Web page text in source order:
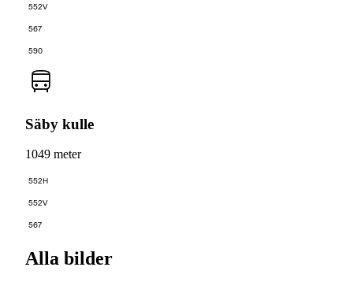
552V
567
590
Säby kulle
1049 meter
552H
552V
567
Alla bilder